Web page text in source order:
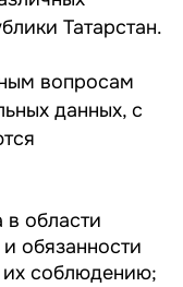
Татарстан.
вопросам
данных, с
в области
обязанности
их соблюдению;